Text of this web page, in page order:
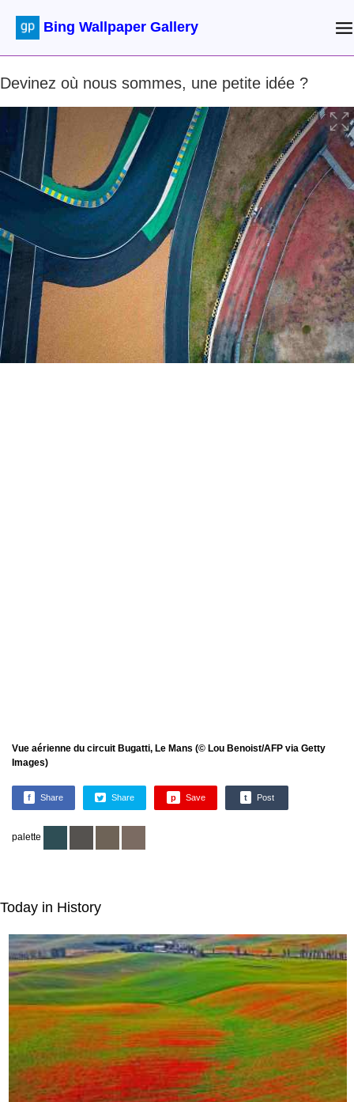
Bing Wallpaper Gallery
Devinez où nous sommes, une petite idée ?
Vue aérienne du circuit Bugatti, Le Mans (© Lou Benoist/AFP via Getty
Images)
f Share Share p Save t Post
palette
Today in History